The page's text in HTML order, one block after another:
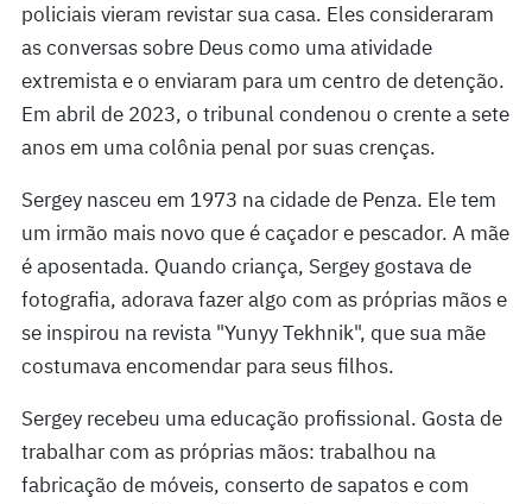
policiais vieram revistar sua casa. Eles consideraram
as conversas sobre Deus como uma atividade
extremista e o enviaram para um centro de detenção.
Em abril de 2023, o tribunal condenou o crente a sete
anos em uma colônia penal por suas crenças.
Sergey nasceu em 1973 na cidade de Penza. Ele tem
um irmão mais novo que é caçador e pescador. A mãe
é aposentada. Quando criança, Sergey gostava de
fotografia, adorava fazer algo com as próprias mãos e
se inspirou na revista "Yunyy Tekhnik", que sua mãe
costumava encomendar para seus filhos.
Sergey recebeu uma educação profissional. Gosta de
trabalhar com as próprias mãos: trabalhou na
fabricação de móveis, conserto de sapatos e com